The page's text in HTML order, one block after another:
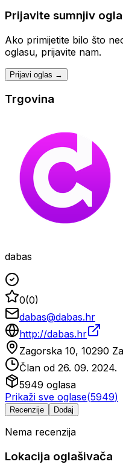
Prijavite sumnjiv
Ako primijetite bilo što
oglasu, prijavite nam.
Prijavi oglas →
Trgovina
dabas
0(0)
dabas@dabas.hr
http://dabas.hr
Zagorska 10, 10290
Član od 26. 09. 2024.
5949 oglasa
Prikaži sve oglase(5949)
Recenzije Dodaj
Nema recenzija
Lokacija oglašivača